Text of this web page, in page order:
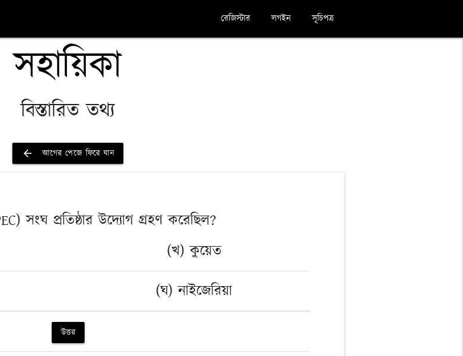
সূচিপত্র
লগইন
রেজিস্টার
সহায়িকা
বিস্তারিত তথ্য
arrow_back আগের পেজে ফিরে যান
সংঘ প্রতিষ্ঠার উদ্যোগ গ্রহণ করেছিল?
(খ) কুয়েত
(ঘ) নাইজেরিয়া
উত্তর